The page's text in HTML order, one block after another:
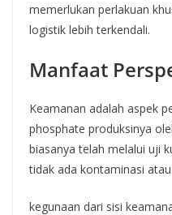
memerlukan perlakuan
logistik lebih terkendali.
Manfaat
Keamanan adalah aspek
phosphate produksinya
biasanya telah melalui uji
tidak ada kontaminasi
kegunaan dari sisi